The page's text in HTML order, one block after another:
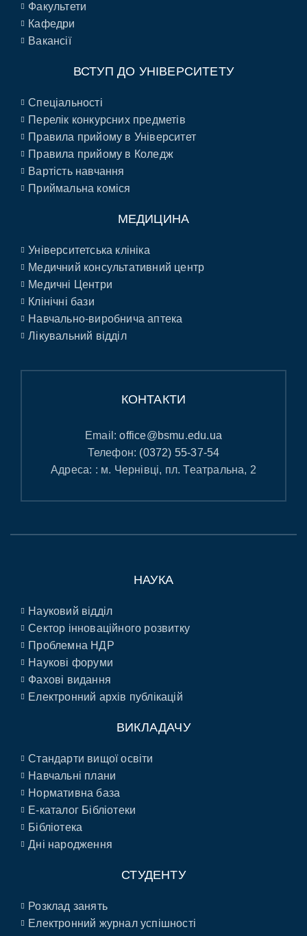
Факультети
Кафедри
Вакансії
ВСТУП ДО УНІВЕРСИТЕТУ
Спеціальності
Перелік конкурсних предметів
Правила прийому в Університет
Правила прийому в Коледж
Вартість навчання
Приймальна коміся
МЕДИЦИНА
Університетська клініка
Медичний консультативний центр
Медичні Центри
Клінічні бази
Навчально-виробнича аптека
Лікувальний відділ
КОНТАКТИ
Email:office@bsmu.edu.ua
Телефон: (0372) 55-37-54
Адреса: : м. Чернівці, пл. Театральна, 2
НАУКА
Науковий відділ
Сектор інноваційного розвитку
Проблемна НДР
Наукові форуми
Фахові видання
Електронний архів публікацій
ВИКЛАДАЧУ
Стандарти вищої освіти
Навчальні плани
Нормативна база
E-каталог Бібліотеки
Бібліотека
Дні народження
СТУДЕНТУ
Розклад занять
Електронний журнал успішності